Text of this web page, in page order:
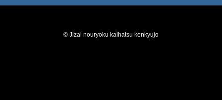
© Jizai nouryoku kaihatsu kenkyujo